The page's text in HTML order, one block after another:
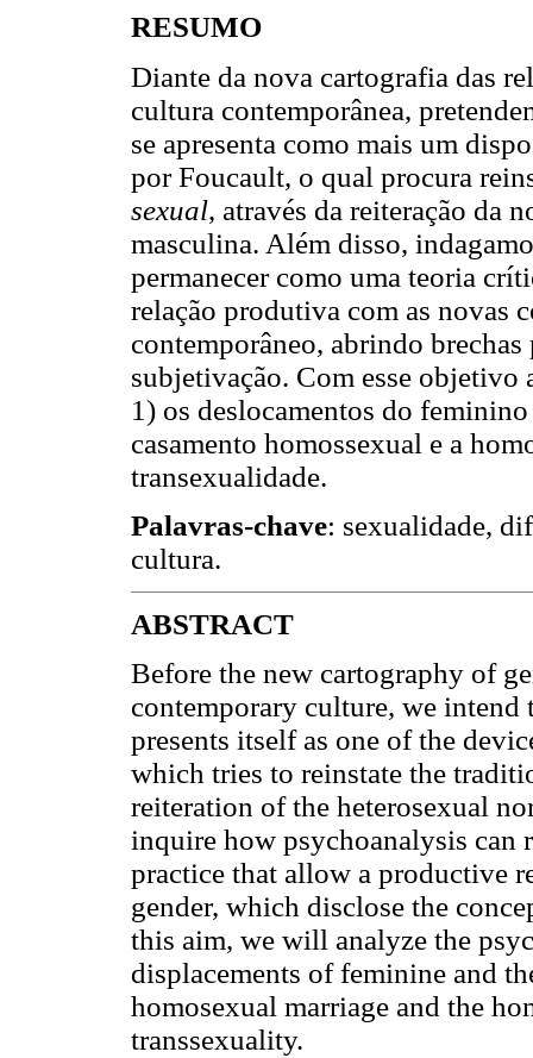
RESUMO
Diante da nova cartografia das
cultura contemporânea,
se apresenta como mais um
por Foucault, o qual procura
sexual, através da reiteração da
masculina. Além disso,
permanecer como uma teoria
relação produtiva com as novas
contemporâneo, abrindo
subjetivação. Com esse objetivo
1) os deslocamentos do
casamento homossexual e a
transexualidade.
Palavras-chave: sexualidade,
cultura.
ABSTRACT
Before the new cartography of
contemporary culture, we
presents itself as one of the
which tries to reinstate the
reiteration of the heterosexual
inquire how psychoanalysis can
practice that allow a productive
gender, which disclose the
this aim, we will analyze the
displacements of feminine and
homosexual marriage and the
transsexuality.